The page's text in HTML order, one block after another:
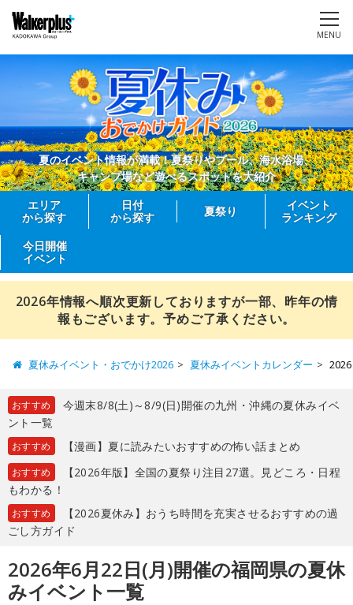
MENU
夏のイベント情報が満載！夏祭りやプール、海水浴場、
キャンプ場など遊べるスポットを大紹介
エリア
から探す
日付
から探す
夏祭り
イベント
ランキング
今日開催
イベント
2026年情報へ順次更新しておりますが一部、昨年の情
報もございます。予めご了承ください。
夏休みイベント・おでかけ2026 夏休みイベントカレンダー
おすすめ
今週末8/8(土)～8/9(日)開催の九州・沖縄の夏休みイベ
ント一覧
おすすめ 【漫画】夏に読みたいおすすめの怖い話まとめ
おすすめ
【2026年版】全国の夏祭り注目27選。見どころ・日程
もわかる！
おすすめ
【2026夏休み】おうち時間を充実させるおすすめの過
ごし方ガイド
2026年6月22日(月)開催の福岡県の夏休
みイベント一覧